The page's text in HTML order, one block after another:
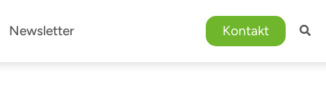
Newsletter Kontakt